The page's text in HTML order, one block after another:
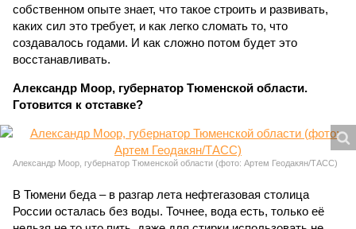
собственном опыте знает, что такое строить и развивать,
каких сил это требует, и как легко сломать то, что
создавалось годами. И как сложно потом будет это
восстанавливать.
Александр Моор, губернатор Тюменской области.
Готовится к отставке?
Александр Моор, губернатор Тюменской области (фото: Артем Геодакян/ТАСС)
В Тюмени беда – в разгар лета нефтегазовая столица
России осталась без воды. Точнее, вода есть, только её